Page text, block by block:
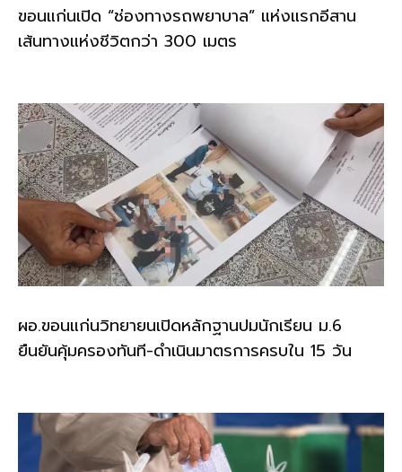
ขอนแก่นเปิด “ช่องทางรถพยาบาล” แห่งแรกอีสาน
เส้นทางแห่งชีวิตกว่า 300 เมตร
ผอ.ขอนแก่นวิทยายนเปิดหลักฐานปมนักเรียน ม.6
ยืนยันคุ้มครองทันที-ดำเนินมาตรการครบใน 15 วัน